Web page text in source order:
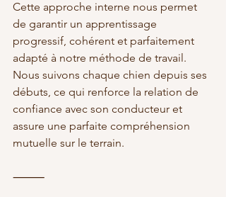
Cette approche interne nous permet
de garantir un apprentissage
progressif, cohérent et parfaitement
adapté à notre méthode de travail.
Nous suivons chaque chien depuis ses
débuts, ce qui renforce la relation de
confiance avec son conducteur et
assure une parfaite compréhension
mutuelle sur le terrain.
⸻